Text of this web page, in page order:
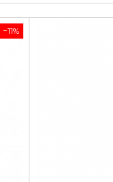
−11%